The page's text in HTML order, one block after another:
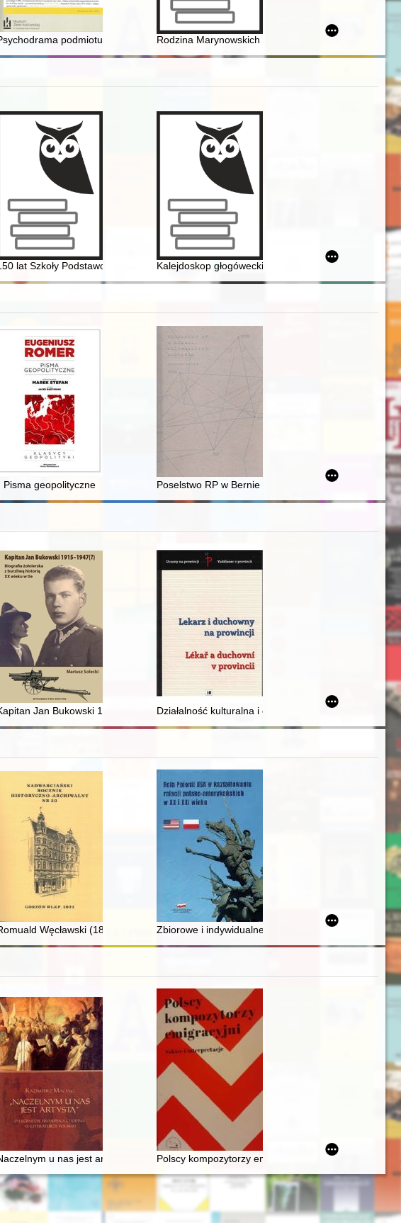
Żydom podmiotu wierszy Stanisława Gostkowskiego w PRL-owskiej rzeczywistości
Rodzina Marynowskich : gałąź sandomierska w XIX/
= The legacy : speeches by Survivors in Auschwitz
w latach 1944-1956
in Polish lands before the Shoah
lat Szkoły Podstawowej w Trzcianie : 1875-2025 : śladami wspomnień, drogami
Kalejdoskop głogówecki. T. 1
Ziemi Kozielskiej
Zjednoczonych Ameryki na przełomie XIX i XX wieku
Pisma geopolityczne Poselstwo RP w Bernie : przemilczana historia
Jan Bukowski 1915-1947(?) : biografia żołnierska z burzliwą historią XX wieku w
Działalność kulturalna i oświatowa częstochowskich
Liwski
do wód - do Iwonicza (1875 r.) i Szczawnicy (1880 r.) : wybór z „Dziennika”
Węcławski (1898-1947) : żołnierz, kolejarz, jeden z pierwszych w Gorzowie
Zbiorowe i indywidualne zaangażowanie Polonii
u nas jest artystą". O legendzie Fryderyka Chopina w literaturze polskiej
Polscy kompozytorzy emigracyjni. Szkice i